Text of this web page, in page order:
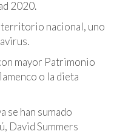
2020.
territorio nacional, uno
mayor Patrimonio
o la dieta
se han sumado
David Summers